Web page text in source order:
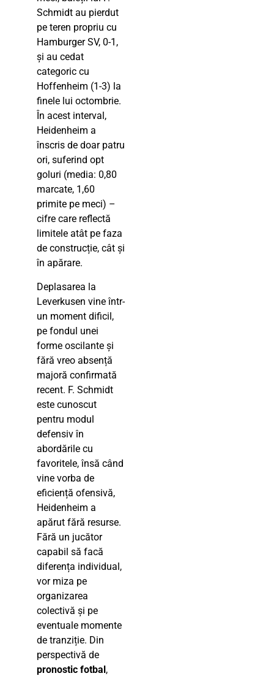
Schmidt au pierdut
pe teren propriu cu
Hamburger SV, 0-1,
și au cedat
categoric cu
Hoffenheim (1-3) la
finele lui octombrie.
În acest interval,
Heidenheim a
înscris de doar patru
ori, suferind opt
goluri (media: 0,80
marcate, 1,60
primite pe meci) –
cifre care reflectă
limitele atât pe faza
de construcție, cât și
în apărare.
Deplasarea la
Leverkusen vine într-
un moment dificil,
pe fondul unei
forme oscilante și
fără vreo absență
majoră confirmată
recent. F. Schmidt
este cunoscut
pentru modul
defensiv în
abordările cu
favoritele, însă când
vine vorba de
eficiență ofensivă,
Heidenheim a
apărut fără resurse.
Fără un jucător
capabil să facă
diferența individual,
vor miza pe
organizarea
colectivă și pe
eventuale momente
de tranziție. Din
perspectivă de
pronostic fotbal,